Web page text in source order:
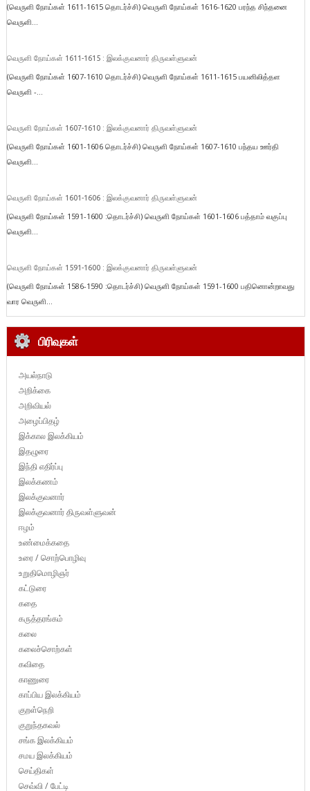
(வெருளி நோய்கள் 1611-1615 தொடர்ச்சி) வெருளி நோய்கள் 1616-1620 பரந்த சிந்தனை
வெருளி...
வெருளி நோய்கள் 1611-1615 : இலக்குவனார் திருவள்ளுவன்
(வெருளி நோய்கள் 1607-1610 தொடர்ச்சி) வெருளி நோய்கள் 1611-1615 பயனிலித்தள
வெருளி -...
வெருளி நோய்கள் 1607-1610 : இலக்குவனார் திருவள்ளுவன்
(வெருளி நோய்கள் 1601-1606 தொடர்ச்சி) வெருளி நோய்கள் 1607-1610 பந்தய ஊர்தி
வெருளி...
வெருளி நோய்கள் 1601-1606 : இலக்குவனார் திருவள்ளுவன்
(வெருளி நோய்கள் 1591-1600 :தொடர்ச்சி) வெருளி நோய்கள் 1601-1606 பத்தாம் வகுப்பு
வெருளி...
வெருளி நோய்கள் 1591-1600 : இலக்குவனார் திருவள்ளுவன்
(வெருளி நோய்கள் 1586-1590 :தொடர்ச்சி) வெருளி நோய்கள் 1591-1600 பதினொன்றாவது
வார வெருளி...
பிரிவுகள்
அயல்நாடு
அறிக்கை
அறிவியல்
அழைப்பிதழ்
இக்கால இலக்கியம்
இதழுரை
இந்தி எதிர்ப்பு
இலக்கணம்
இலக்குவனார்
இலக்குவனார் திருவள்ளுவன்
ஈழம்
உண்மைக்கதை
உரை / சொற்பொழிவு
உறுதிமொழிஞர்
கட்டுரை
கதை
கருத்தரங்கம்
கலை
கலைச்சொற்கள்
கவிதை
காணுரை
காப்பிய இலக்கியம்
குறள்நெறி
குறுந்தகவல்
சங்க இலக்கியம்
சமய இலக்கியம்
செய்திகள்
செவ்வி / பேட்டி